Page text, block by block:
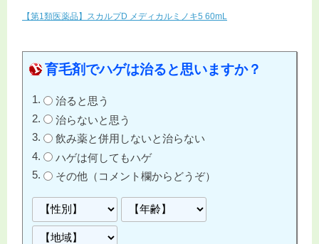
【第1類医薬品】スカルプD メディカルミノキ5 60mL
育毛剤でハゲは治ると思いますか？
治ると思う
治らないと思う
飲み薬と併用しないと治らない
ハゲは何してもハゲ
その他（コメント欄からどうぞ）